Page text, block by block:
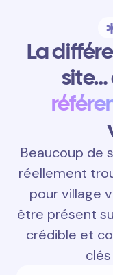
La
site…
Beaucoup de
réellement
pour village
être présent
crédible et